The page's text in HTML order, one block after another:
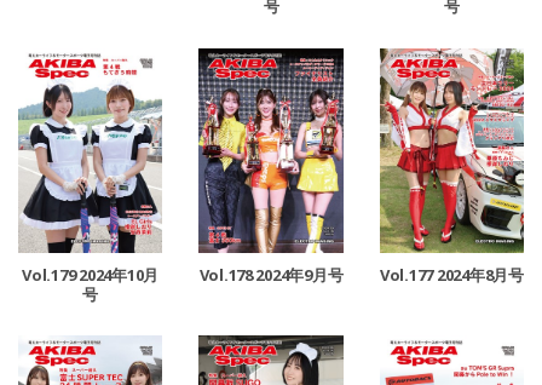
号
号
Vol.179 2024年10月
号
Vol.178 2024年9月号 Vol.177 2024年8月号